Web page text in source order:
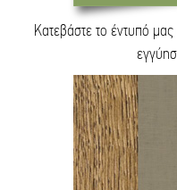
Κατεβάστε το έντυπό